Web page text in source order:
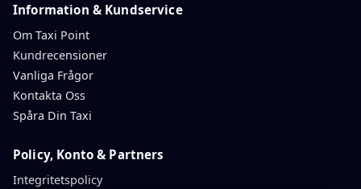
Information & Kundservice
Om Taxi Point
Kundrecensioner
Vanliga Frågor
Kontakta Oss
Spåra Din Taxi
Policy, Konto & Partners
Integritetspolicy